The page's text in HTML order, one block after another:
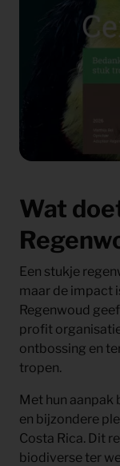
Wat
Een stukje
maar de impact
Regenwoud
profit
ontbossing en
tropen.
Met hun aanpak
en bijzondere
Costa Rica. Dit
biodiverse ter